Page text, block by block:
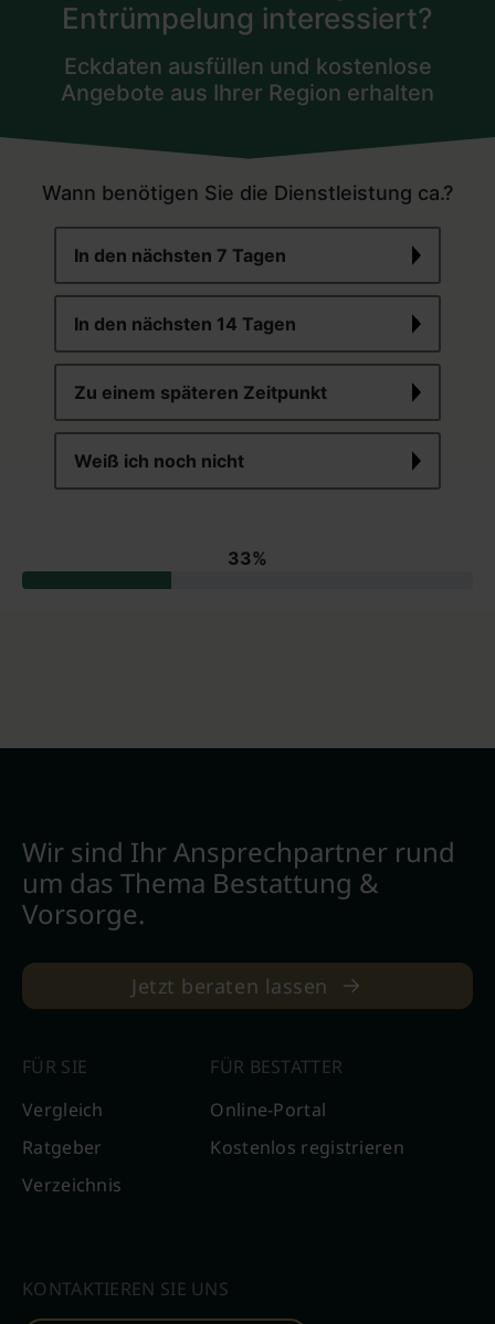
Wir sind Ihr Ansprechpartner rund
um das Thema Bestattung &
Vorsorge.
Jetzt beraten lassen
FÜR SIE
Vergleich
Ratgeber
Verzeichnis
FÜR BESTATTER
Online-Portal
Kostenlos registrieren
KONTAKTIEREN SIE UNS